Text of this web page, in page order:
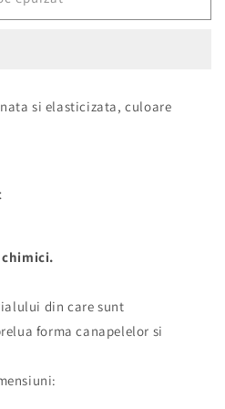
si elasticizata, culoare
din care sunt
forma canapelelor si